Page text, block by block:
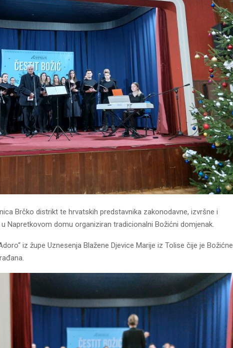
Brčko distrikt te hrvatskih predstavnika zakonodavne, izvršne i
Napretkovom domu organiziran tradicionalni Božićni domjenak.
iz župe Uznesenja Blažene Djevice Marije iz Tolise čije je Božićne